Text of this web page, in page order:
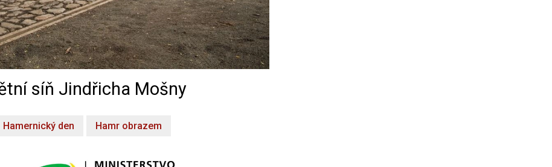
síň Jindřicha Mošny
Hamernický den Hamr obrazem